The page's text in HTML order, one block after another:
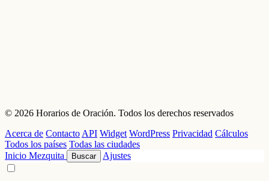
© 2026 Horarios de Oración. Todos los derechos reservados
Acerca de ContactoAPI Widget WordPress Privacidad Cálculos
Todos los países Todas las ciudades
Inicio Mezquita Buscar Ajustes